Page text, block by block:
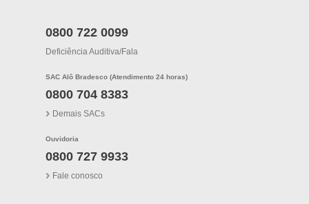
0800 722 0099
Deficiência Auditiva/fala
SAC Alô Bradesco (Atendimento 24 horas)
0800 704 8383
Demais SACs
Ouvidoria
0800 727 9933
Fale conosco